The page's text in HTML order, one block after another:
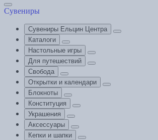
Сувениры
Сувениры Ельцин Центра
Каталоги
Настольные игры
Для путешествий
Свобода
Открытки и календари
Блокноты
Конституция
Украшения
Аксессуары
Кепки и шапки